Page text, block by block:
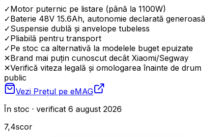
✓Motor puternic pe listare (până la 1100W)
✓Baterie 48V 15.6Ah, autonomie declarată generoasă
✓Suspensie dublă și anvelope tubeless
✓Pliabilă pentru transport
✓Pe stoc ca alternativă la modelele buget epuizate
✕Brand mai puțin cunoscut decât Xiaomi/Segway
✕Verifică viteza legală și omologarea înainte de drum
public
Vezi Prețul pe eMAG
În stoc · verificat 6 august 2026
7,4scor